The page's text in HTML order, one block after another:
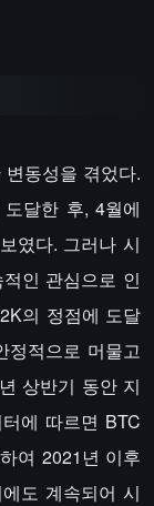
동성을 겪었다.
달한 후, 4월에
였다. 그러나 시
인 관심으로 인
의 정점에 도달
적으로 머물고
상반기 동안 지
에 따르면 BTC
여 2021년 이후
도 계속되어 시